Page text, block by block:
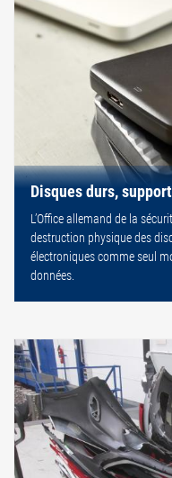
Disques durs,
L’Office allemand de la
destruction physique des
électroniques comme seul
données.